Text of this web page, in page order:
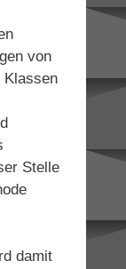
von
Klassen
Stelle
damit